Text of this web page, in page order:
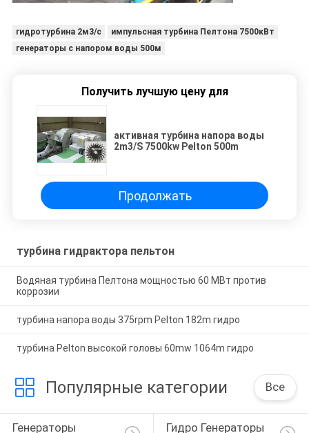
гидротурбина 2м3/с
импульсная турбина Пелтона 7500кВт
генераторы с напором воды 500м
Получить лучшую цену для
активная турбина напора воды
2m3/S 7500kw Pelton 500m
Продолжать
турбина гидрактора пельтон
Водяная турбина Пелтона мощностью 60 МВт против
коррозии
турбина напора воды 375rpm Pelton 182m гидро
турбина Pelton высокой головы 60mw 1064m гидро
Популярные категории Все
Генераторы Гидро Генераторы